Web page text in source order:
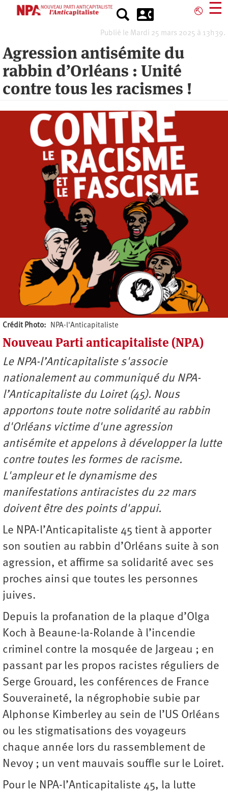
⎋ ☰
Publié le Mardi 25 mars 2025 à 13h39.
Agression antisémite du
rabbin d’Orléans : Unité
contre tous les racismes !
Crédit Photo
NPA-l'Anticapitaliste
Auteur
Nouveau Parti anticapitaliste (NPA)
Le NPA-l’Anticapitaliste s'associe
nationalement au communiqué du NPA-
l’Anticapitaliste du Loiret (45). Nous
apportons toute notre solidarité au rabbin
d'Orléans victime d'une agression
antisémite et appelons à développer la lutte
contre toutes les formes de racisme.
L'ampleur et le dynamisme des
manifestations antiracistes du 22 mars
doivent être des points d'appui.
Le NPA-l’Anticapitaliste 45 tient à apporter
son soutien au rabbin d’Orléans suite à son
agression, et affirme sa solidarité avec ses
proches ainsi que toutes les personnes
juives.
Depuis la profanation de la plaque d’Olga
Koch à Beaune-la-Rolande à l’incendie
criminel contre la mosquée de Jargeau ; en
passant par les propos racistes réguliers de
Serge Grouard, les conférences de France
Souveraineté, la négrophobie subie par
Alphonse Kimberley au sein de l’US Orléans
ou les stigmatisations des voyageurs
chaque année lors du rassemblement de
Nevoy ; un vent mauvais souffle sur le Loiret.
Pour le NPA-l’Anticapitaliste 45, la lutte